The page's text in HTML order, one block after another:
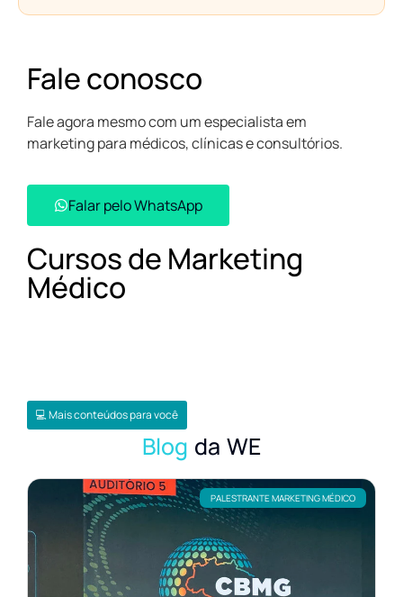
Fale conosco
Fale agora mesmo com um especialista em
marketing para médicos, clínicas e consultórios.
Falar pelo WhatsApp​
Cursos de Marketing
Médico
💻 Mais conteúdos para você
Blog da WE
PALESTRANTE MARKETING MÉDICO